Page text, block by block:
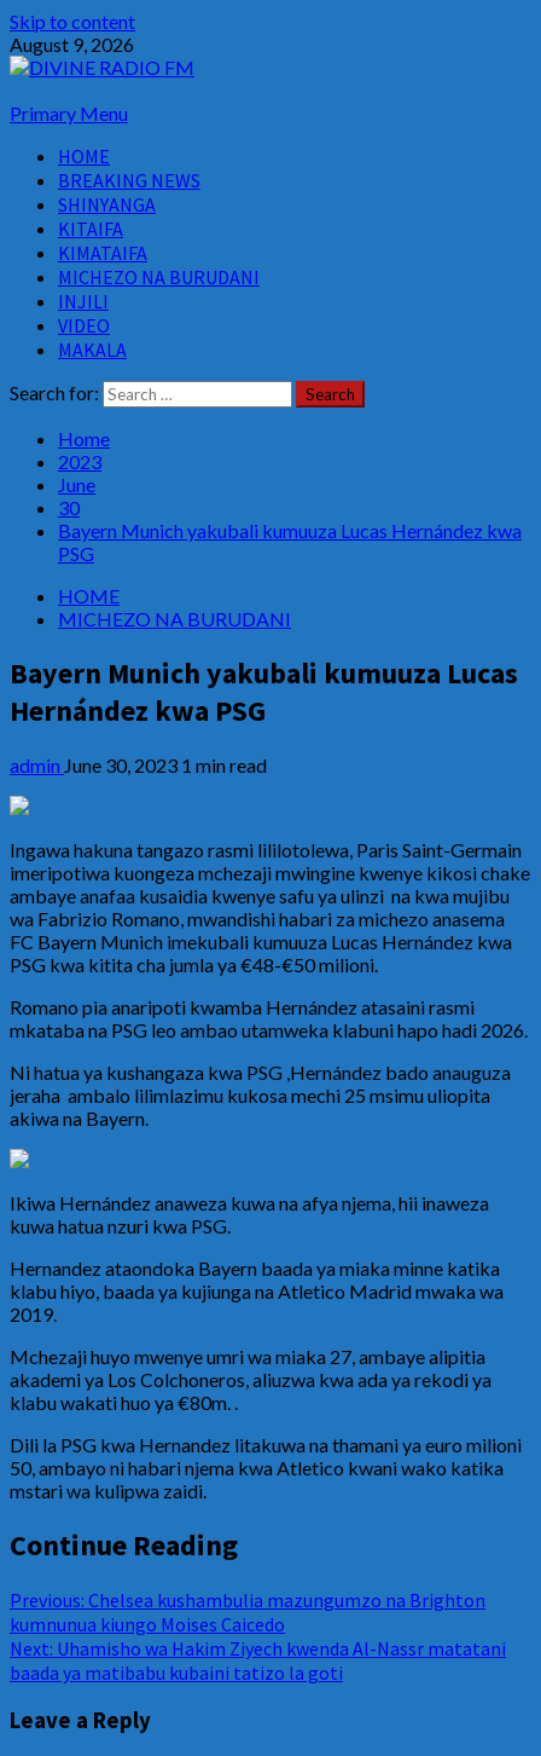
Skip to content
August 9, 2026
Primary Menu
HOME
BREAKING NEWS
SHINYANGA
KITAIFA
KIMATAIFA
MICHEZO NA BURUDANI
INJILI
VIDEO
MAKALA
Search for:
Home
2023
June
30
Bayern Munich yakubali kumuuza Lucas Hernández kwa
PSG
HOME
MICHEZO NA BURUDANI
Bayern Munich yakubali kumuuza Lucas
Hernández kwa PSG
admin June 30, 2023 1 min read
Ingawa hakuna tangazo rasmi lililotolewa, Paris Saint-Germain
imeripotiwa kuongeza mchezaji mwingine kwenye kikosi chake
ambaye anafaa kusaidia kwenye safu ya ulinzi na kwa mujibu
wa Fabrizio Romano, mwandishi habari za michezo anasema
FC Bayern Munich imekubali kumuuza Lucas Hernández kwa
PSG kwa kitita cha jumla ya €48-€50 milioni.
Romano pia anaripoti kwamba Hernández atasaini rasmi
mkataba na PSG leo ambao utamweka klabuni hapo hadi 2026.
Ni hatua ya kushangaza kwa PSG ,Hernández bado anauguza
jeraha ambalo lilimlazimu kukosa mechi 25 msimu uliopita
akiwa na Bayern.
Ikiwa Hernández anaweza kuwa na afya njema, hii inaweza
kuwa hatua nzuri kwa PSG.
Hernandez ataondoka Bayern baada ya miaka minne katika
klabu hiyo, baada ya kujiunga na Atletico Madrid mwaka wa
2019.
Mchezaji huyo mwenye umri wa miaka 27, ambaye alipitia
akademi ya Los Colchoneros, aliuzwa kwa ada ya rekodi ya
klabu wakati huo ya €80m. .
Dili la PSG kwa Hernandez litakuwa na thamani ya euro milioni
50, ambayo ni habari njema kwa Atletico kwani wako katika
mstari wa kulipwa zaidi.
Continue Reading
Previous: Chelsea kushambulia mazungumzo na Brighton
kumnunua kiungo Moises Caicedo
Next: Uhamisho wa Hakim Ziyech kwenda Al-Nassr matatani
baada ya matibabu kubaini tatizo la goti
Leave a Reply